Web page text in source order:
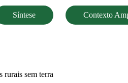
Síntese Contexto
rurais sem terra